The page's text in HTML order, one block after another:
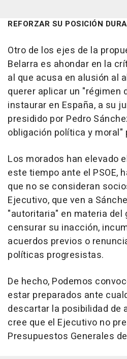
REFORZAR SU POSICIÓN
Otro de los ejes de la
Belarra es ahondar en la
al que acusa en alusión al
querer aplicar un "régimen
instaurar en España, a su
presidido por Pedro
obligación política y moral"
Los morados han elevado
este tiempo ante el PSOE,
que no se consideran
Ejecutivo, que ven a
"autoritaria" en materia del
censurar su inacción,
acuerdos previos o
políticas progresistas.
De hecho, Podemos
estar preparados ante
descartar la posibilidad de
cree que el Ejecutivo no
Presupuestos Generales